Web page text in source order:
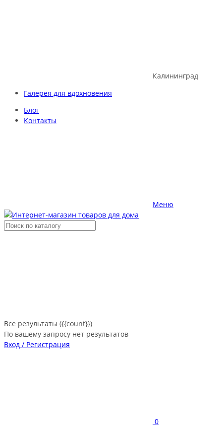
Калининград
Галерея для вдохновения
Блог
Контакты
Меню
Все результаты ({{count}})
По вашему запросу нет результатов
Вход / Регистрация
0